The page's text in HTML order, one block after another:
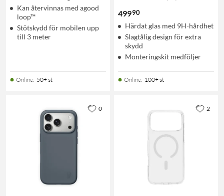
Kan återvinnas med agood
loop™
Stötskydd för mobilen upp
till 3 meter
Online: 50+ st
49990
Härdat glas med 9H-hårdhet
Slagtålig design för extra
skydd
Monteringskit medföljer
Online: 100+ st
0 2